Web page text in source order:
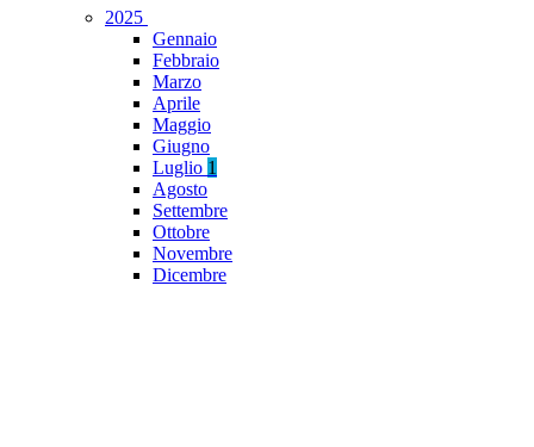
2025
Gennaio
Febbraio
Marzo
Aprile
Maggio
Giugno
Luglio 1
Agosto
Settembre
Ottobre
Novembre
Dicembre